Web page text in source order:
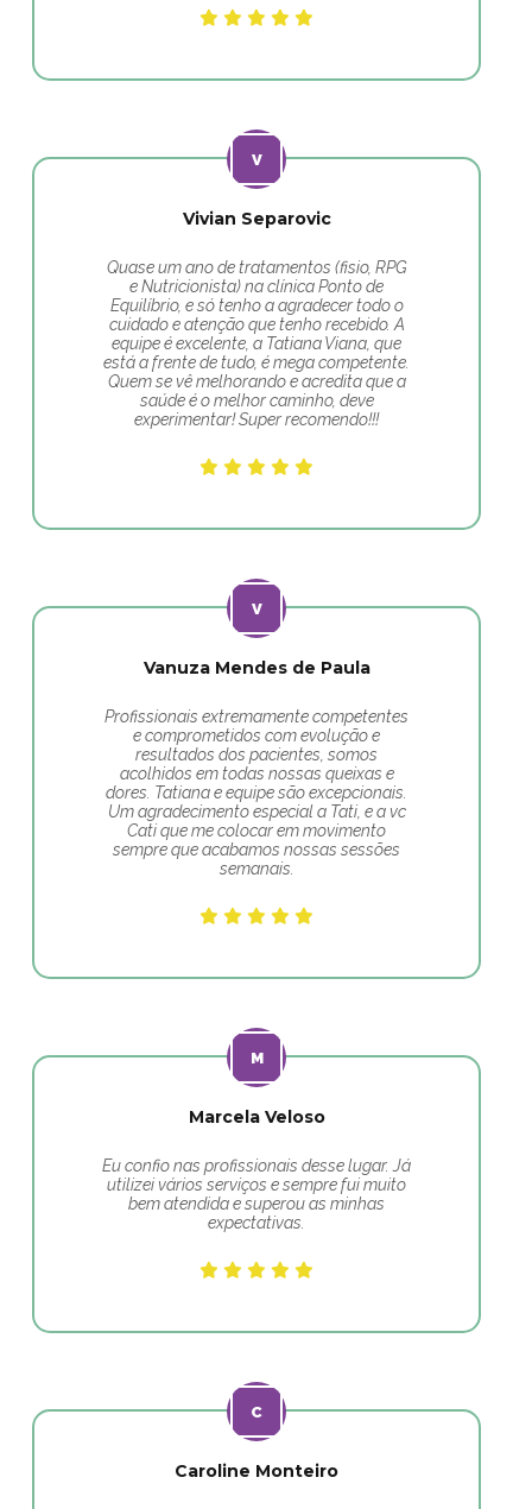
Vivian Separovic
Quase um ano de tratamentos (fisio, RPG
e Nutricionista) na clínica Ponto de
Equilíbrio, e só tenho a agradecer todo o
cuidado e atenção que tenho recebido. A
equipe é excelente, a Tatiana Viana, que
está a frente de tudo, é mega competente.
Quem se vê melhorando e acredita que a
saúde é o melhor caminho, deve
experimentar! Super recomendo!!!
Vanuza Mendes de Paula
Profissionais extremamente competentes
e comprometidos com evolução e
resultados dos pacientes, somos
acolhidos em todas nossas queixas e
dores. Tatiana e equipe são excepcionais.
Um agradecimento especial a Tati, e a vc
Cati que me colocar em movimento
sempre que acabamos nossas sessões
semanais.
Marcela Veloso
Eu confio nas profissionais desse lugar. Já
utilizei vários serviços e sempre fui muito
bem atendida e superou as minhas
expectativas.
Caroline Monteiro